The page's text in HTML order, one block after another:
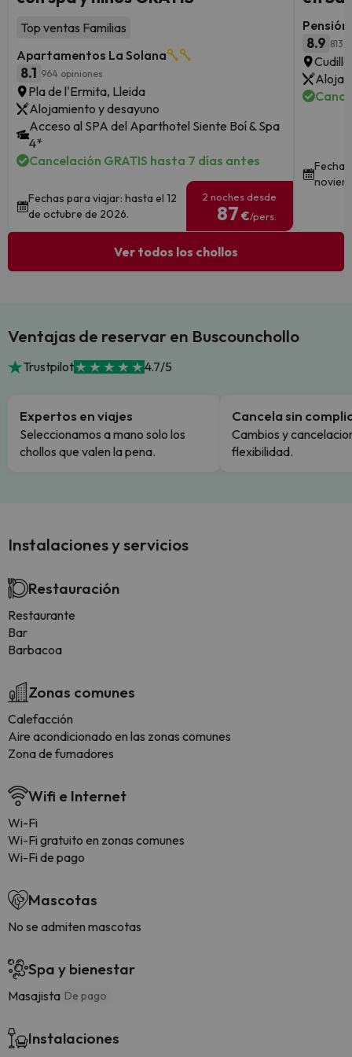
Top ventas Familias
Apartamentos La Solana
8.1 964 opiniones
Pla de l'Ermita, Lleida
Alojamiento y desayuno
Acceso al SPA del Aparthotel Siente Boí & Spa
4*
Cancelación GRATIS hasta 7 días antes
Fechas para viajar: hasta el 12
de octubre de 2026.
2 noches desde
87 €/pers.
Pensión
8.9 813
Ver todos los chollos
Ventajas de reservar en Buscounchollo
Trustpilot 4.7/5
Expertos en viajes
Seleccionamos a mano solo los
chollos que valen la pena.
Cancela sin
Cambios y
flexibilidad.
Instalaciones y servicios
Restauración
Restaurante
Bar
Barbacoa
Zonas comunes
Calefacción
Aire acondicionado en las zonas comunes
Zona de fumadores
Wifi e Internet
Wi-Fi
Wi-Fi gratuito en zonas comunes
Wi-Fi de pago
Mascotas
No se admiten mascotas
Spa y bienestar
Masajista De pago
Instalaciones